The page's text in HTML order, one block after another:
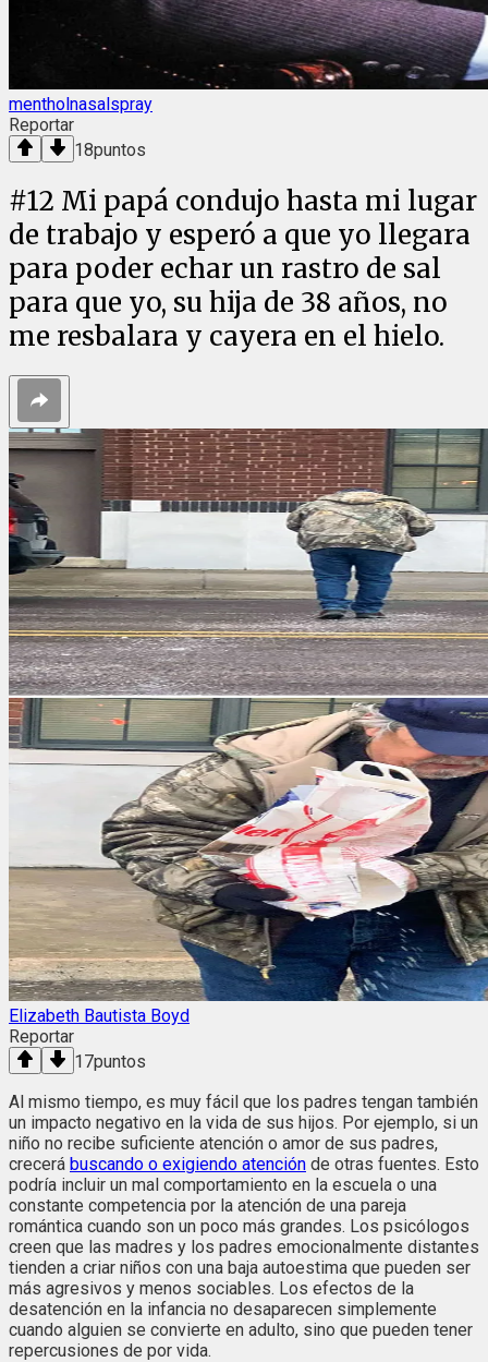
mentholnasalspray
Reportar
18puntos
#12 Mi papá condujo hasta mi lugar
de trabajo y esperó a que yo llegara
para poder echar un rastro de sal
para que yo, su hija de 38 años, no
me resbalara y cayera en el hielo.
Elizabeth Bautista Boyd
Reportar
17puntos
Al mismo tiempo, es muy fácil que los padres tengan también
un impacto negativo en la vida de sus hijos. Por ejemplo, si un
niño no recibe suficiente atención o amor de sus padres,
crecerá buscando o exigiendo atención de otras fuentes. Esto
podría incluir un mal comportamiento en la escuela o una
constante competencia por la atención de una pareja
romántica cuando son un poco más grandes. Los psicólogos
creen que las madres y los padres emocionalmente distantes
tienden a criar niños con una baja autoestima que pueden ser
más agresivos y menos sociables. Los efectos de la
desatención en la infancia no desaparecen simplemente
cuando alguien se convierte en adulto, sino que pueden tener
repercusiones de por vida.